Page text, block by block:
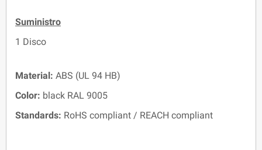
Suministro
1 Disco
Material: ABS (UL 94 HB)
Color: black RAL 9005
Standards: RoHS compliant / REACH compliant